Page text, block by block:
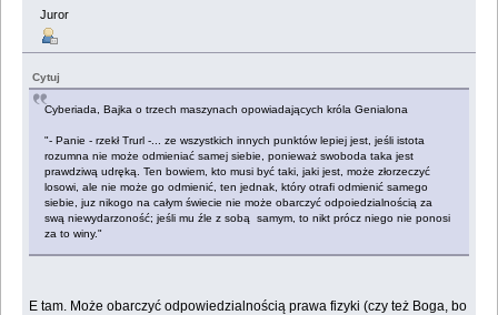
Juror
Cytuj
Cyberiada, Bajka o trzech maszynach opowiadających króla Genialona
"- Panie - rzekł Trurl -... ze wszystkich innych punktów lepiej jest, jeśli istota
rozumna nie może odmieniać samej siebie, ponieważ swoboda taka jest
prawdziwą udręką. Ten bowiem, kto musi być taki, jaki jest, może złorzeczyć
losowi, ale nie może go odmienić, ten jednak, który otrafi odmienić samego
siebie, juz nikogo na całym świecie nie może obarczyć odpoiedzialnością za
swą niewydarzoność; jeśli mu źle z sobą samym, to nikt prócz niego nie ponosi
za to winy."
E tam. Może obarczyć odpowiedzialnością prawa fizyki (czy też Boga, bo